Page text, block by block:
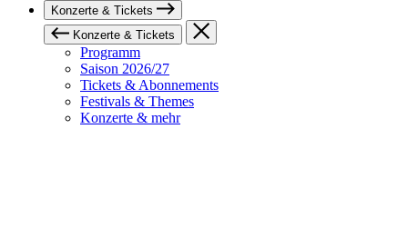
Konzerte & Tickets
Konzerte & Tickets
Programm
Saison 2026/27
Tickets & Abonnements
Festivals & Themes
Konzerte & mehr